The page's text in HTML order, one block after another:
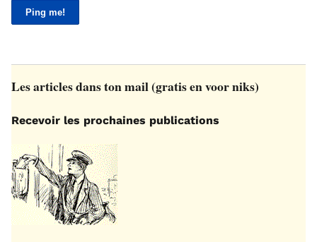
Les articles dans ton mail (gratis en voor niks)
Recevoir les prochaines publications